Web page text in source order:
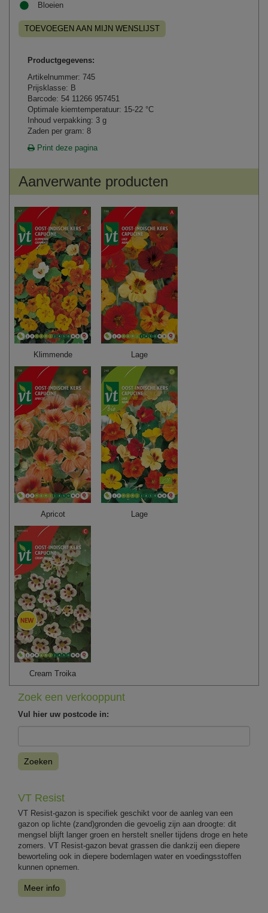
Bloeien
TOEVOEGEN AAN MIJN WENSLIJST
Productgegevens:
Artikelnummer: 745
Prijsklasse: B
Barcode: 54 11266 957451
Optimale kiemtemperatuur: 15-22 °C
Inhoud verpakking: 3 g
Zaden per gram: 8
Print deze pagina
Aanverwante producten
Klimmende Lage
Apricot Lage
Cream Troika
Zoek een verkooppunt
Vul hier uw postcode in:
Zoeken
VT Resist
VT Resist-gazon is specifiek geschikt voor de aanleg van een
gazon op lichte (zand)gronden die gevoelig zijn aan droogte: dit
mengsel blijft langer groen en herstelt sneller tijdens droge en hete
zomers. VT Resist-gazon bevat grassen die dankzij een diepere
beworteling ook in diepere bodemlagen water en voedingsstoffen
kunnen opnemen.
Meer info